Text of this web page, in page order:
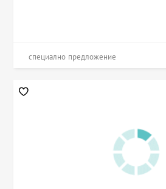
специално предложение